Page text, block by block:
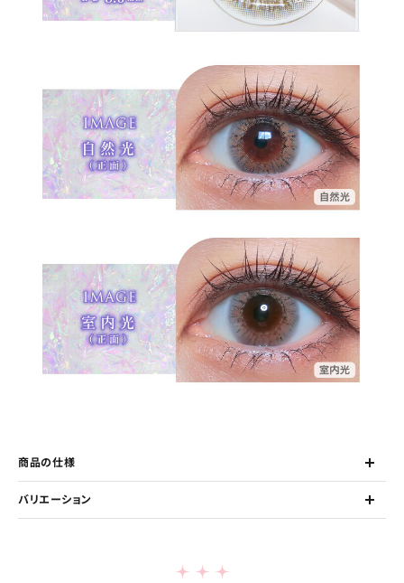
商品の仕様
バリエーション